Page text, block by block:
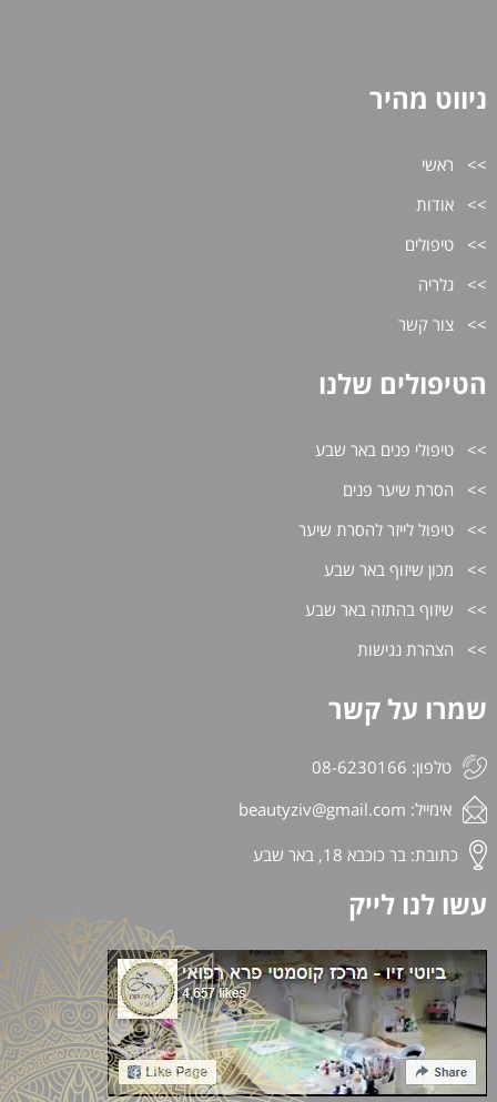
ניווט מהיר
ראשי
אודות
טיפולים
גלריה
צור קשר
הטיפולים שלנו
טיפולי פנים באר שבע
הסרת שיער פנים
טיפול לייזר להסרת שיער
מכון שיזוף באר שבע
שיזוף בהתזה באר שבע
הצהרת נגישות
שמרו על קשר
טלפון: 08-6230166
אימייל: beautyziv@gmail.com
כתובת: בר כוכבא 18, באר שבע
עשו לנו לייק